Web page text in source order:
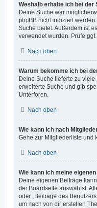
Weshalb erhalte ich bei der
Deine Suche war
phpBB nicht indiziert
Suche bietet. Außerdem ist
verwendet wurden. Prüfe
Nach oben
Warum bekomme ich bei
Deine Suche lieferte zu
erweiterte Suche und gib
Unterforen.
Nach oben
Wie kann ich nach
Gehe zur Mitgliederliste und
Nach oben
Wie kann ich meine
Deine eigenen Beiträge
der Boardseite auswählst.
oder „Beiträge des
um nach von dir erstellen